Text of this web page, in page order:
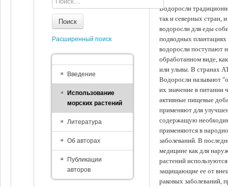
Водоросли
так и северных стран,
водоросли для еды
подводных
водоросли поступают
обработанном виде,
или ульвы. В странах
Водоросли называют
их значение в питании
активные пищевые
применяют для
содержащую
применяются в
заболеваний. В
медицине как для
растений
защищающие ее от
раковых заболеваний,
Поиск
Расширенный поиск
Введение
Использование
морских растений
Литература
Об авторах
Публикации
авторов